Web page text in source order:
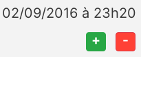
09/2016 à 23h20
+ -